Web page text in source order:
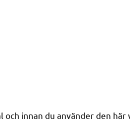
innan du använder den